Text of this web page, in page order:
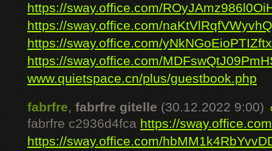
https://sway.office.com/
https://sway.office.com/
https://sway.office.com/yNkNGoEioPTIZftx
https://sway.office.com/
www.quietspace.cn/plus/guestbook.php
fabrfre, fabrfre gitelle (30.12.2022 9:00)
fabrfre c2936d4fca https://
https://sway.office.com/